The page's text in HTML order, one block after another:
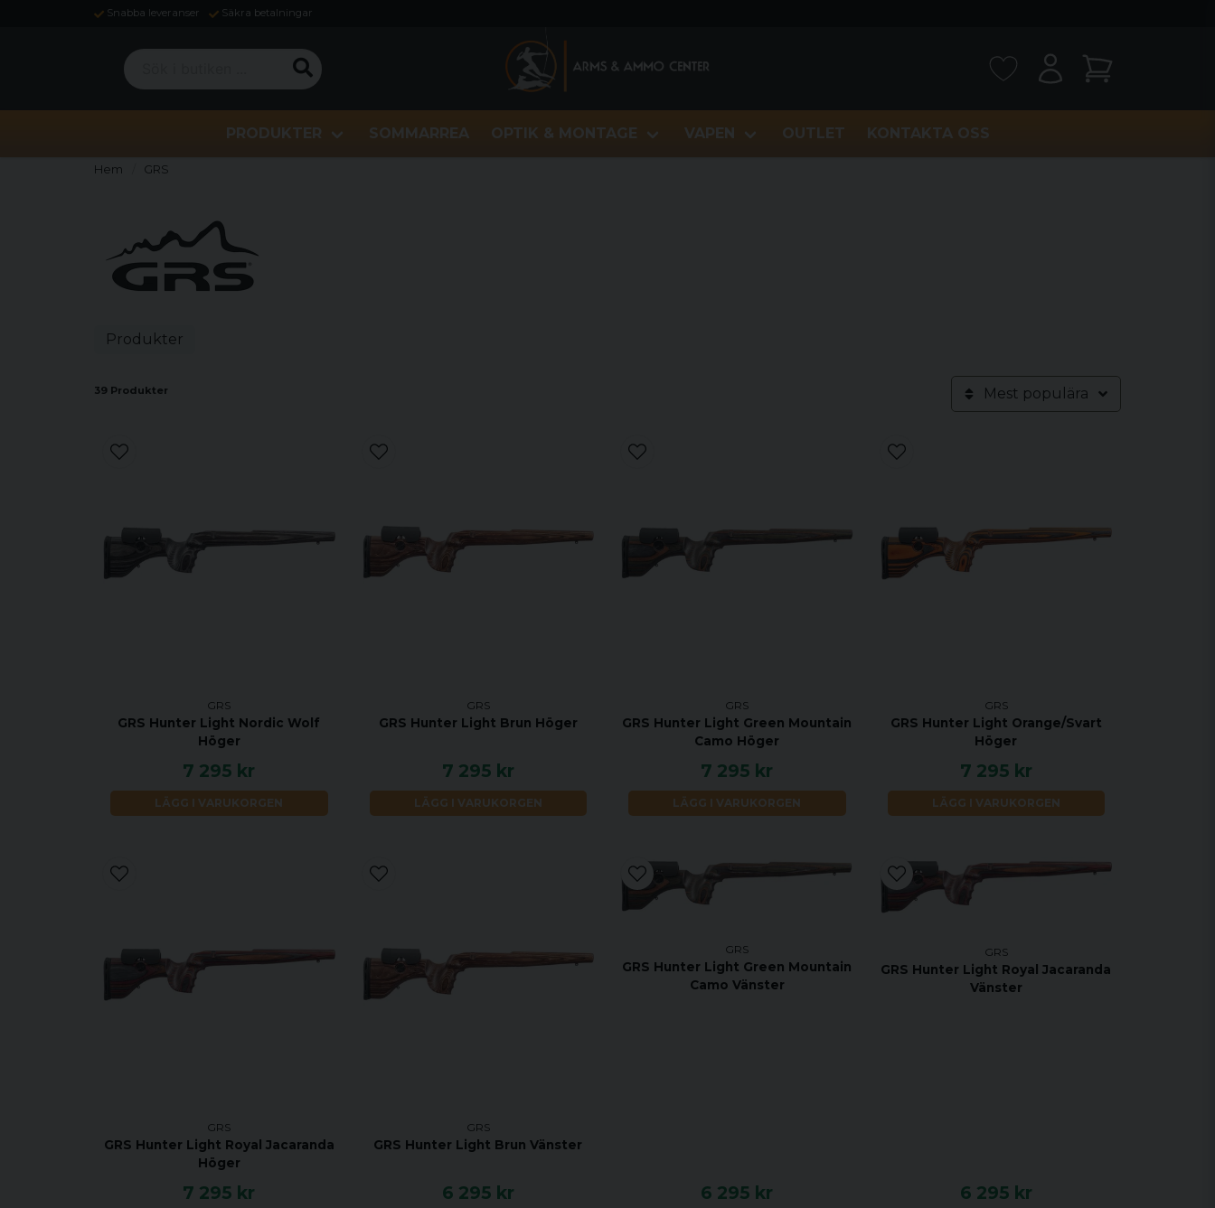
Snabba leveranser Säkra betalningar
Sök i butiken ...
PRODUKTER SOMMARREA OPTIK & MONTAGE VAPEN OUTLET KONTAKTA OSS
Hem GRS
Produkter
39 Produkter Mest populära
GRS
GRS Hunter Light Nordic Wolf
Höger
7 295 kr
LÄGG I VARUKORGEN
GRS
GRS Hunter Light Brun Höger
7 295 kr
LÄGG I VARUKORGEN
GRS
GRS Hunter Light Green Mountain
Camo Höger
7 295 kr
LÄGG I VARUKORGEN
GRS
GRS Hunter Light Orange/Svart
Höger
7 295 kr
LÄGG I VARUKORGEN
GRS
GRS Hunter Light Royal Jacaranda
Höger
7 295 kr
GRS
GRS Hunter Light Brun Vänster
6 295 kr
GRS
GRS Hunter Light Green Mountain
Camo Vänster
6 295 kr
GRS
GRS Hunter Light Royal Jacaranda
Vänster
6 295 kr